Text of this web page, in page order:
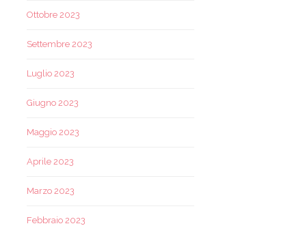
Ottobre 2023
Settembre 2023
Luglio 2023
Giugno 2023
Maggio 2023
Aprile 2023
Marzo 2023
Febbraio 2023